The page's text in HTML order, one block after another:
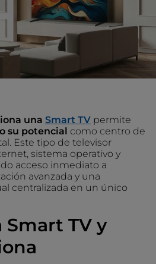
una Smart TV permite
su potencial como centro de
Este tipo de televisor
sistema operativo y
acceso inmediato a
avanzada y una
centralizada en un único
Smart TV y